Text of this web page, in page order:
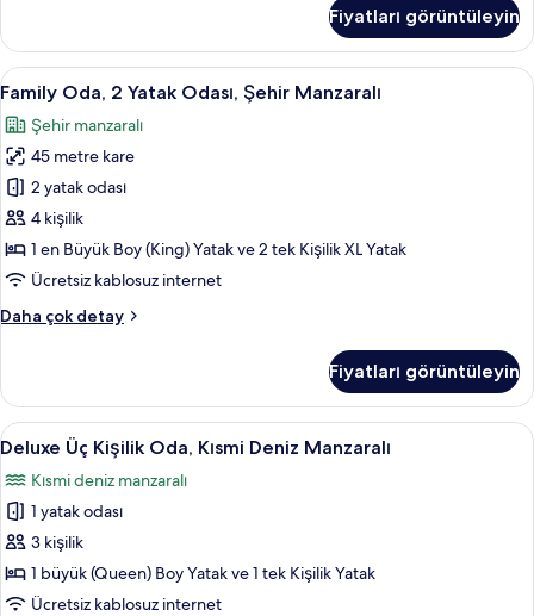
Oda,
Deniz
Manzaralı
hakkında
daha
fazla
detay
Fiyatları görüntüleyin
Family
Oda,
2
Yatak
Odası,
Şehir
Manzaralı
için
fotoğrafları
Family Oda, 2 Yatak Odası, Şehir
6
Family Oda, 2 Yatak Odası, Şehir Manzaralı
Şehir manzaralı
45 metre kare
2 yatak odası
4 kişilik
1 en Büyük Boy (King) Yatak ve 2 tek Kişilik XL Yatak
Ücretsiz kablosuz internet
Daha çok detay
Family
Odası,
Şehir
Manzaralı
daha
fazla
detay
Fiyatları görüntüleyin
Deluxe
Üç
Kişilik
Oda,
Kısmi
Deniz
Manzaralı
Deluxe Üç Kişilik Oda, Kısmi Deniz
5
Deluxe Üç Kişilik Oda, Kısmi Deniz Manzaralı
Kısmi deniz manzaralı
1 yatak odası
3 kişilik
1 büyük (Queen) Boy Yatak ve 1 tek Kişilik Yatak
Ücretsiz kablosuz internet